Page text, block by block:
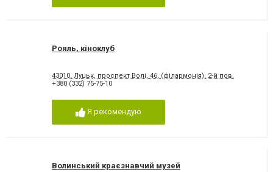
Рояль, кіноклуб
43010, Луцьк, проспект Волі, 46, (філармонія), 2-й пов.
+380 (332) 75-75-10
Я рекомендую
Волинський краєзнавчий музей